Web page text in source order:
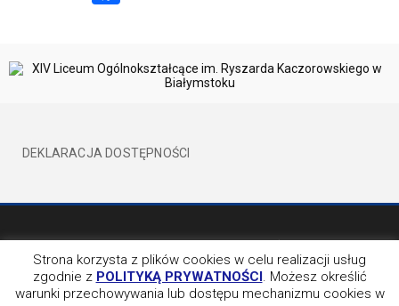
DEKLARACJA DOSTĘPNOŚCI
OBSERWUJ NAS NA
Strona korzysta z plików cookies w celu realizacji usług
zgodnie z POLITYKĄ PRYWATNOŚCI. Możesz określić
warunki przechowywania lub dostępu mechanizmu cookies w